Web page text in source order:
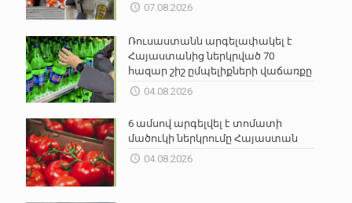
07.08.2026
Ռուսաստանն արգելափակել է
Հայաստանից ներկրված 70
հազար շիշ ըմպելիքների վաճառքը
04.08.2026
6 ամսով արգելվել է տոմատի
մածուկի ներկրումը Հայաստան
04.08.2026